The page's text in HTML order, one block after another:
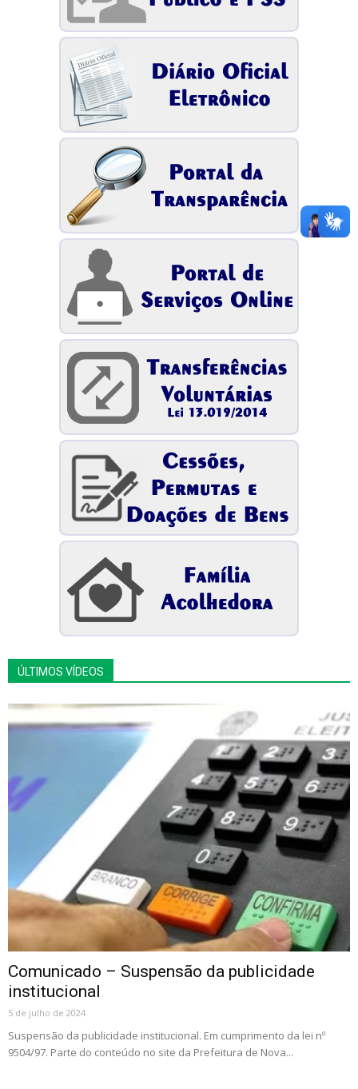
ÚLTIMOS VÍDEOS
Comunicado – Suspensão da publicidade
institucional
5 de julho de 2024
Suspensão da publicidade institucional. Em cumprimento da lei nº
9504/97. Parte do conteúdo no site da Prefeitura de Nova...